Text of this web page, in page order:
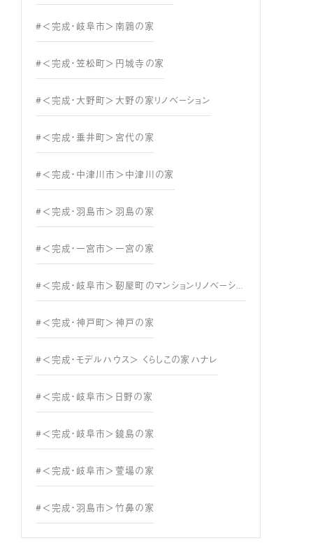
#＜完成・岐阜市＞南鶉の家
#＜完成・笠松町＞円城寺の家
#＜完成・大野町＞大野の家リノベーション
#＜完成・垂井町＞宮代の家
#＜完成・中津川市＞中津川の家
#＜完成・羽島市＞羽島の家
#＜完成・一宮市＞一宮の家
#＜完成・岐阜市＞靭屋町のマンションリノベーション
#＜完成・神戸町＞神戸の家
#＜完成・モデルハウス＞ くらしこの家ハナレ
#＜完成・岐阜市＞日野の家
#＜完成・岐阜市＞鏡島の家
#＜完成・岐阜市＞萱場の家
#＜完成・羽島市＞竹鼻の家